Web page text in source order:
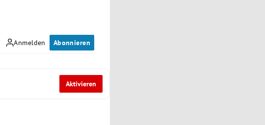
Anmelden Abonnieren
Aktivieren